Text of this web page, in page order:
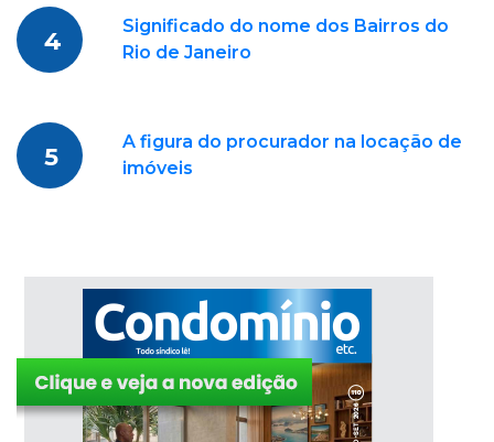
4
Significado do nome dos Bairros do
Rio de Janeiro
5
A figura do procurador na locação de
imóveis